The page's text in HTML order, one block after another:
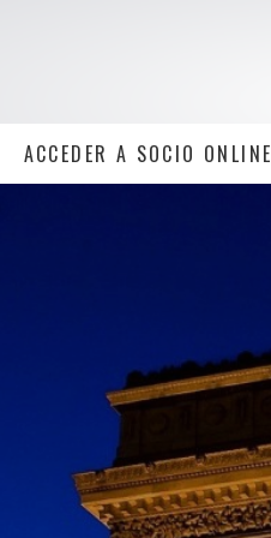
ACCEDER A SOCIO ONLINE